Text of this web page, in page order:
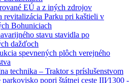
EÚ a z iných zdrojov
revitalizácia Parku pri kaštieli v
Bohuniciach
stavu stavidla po
dažďoch
spevnených plôch verejného
technika – Traktor s príslušenstvom
parkovisko popri štátnej ceste III⁄1300 -